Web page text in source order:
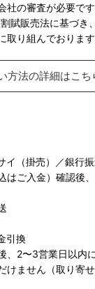
の審査が必要です
賦販売法に基づき
取り組んでおりま
方法の詳細はこち
（掛売）／銀行振
はご入金）確認後
引換
、2〜3営業日以内
けません（取り寄せ